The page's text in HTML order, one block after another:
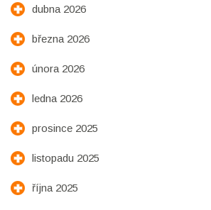
dubna 2026
března 2026
února 2026
ledna 2026
prosince 2025
listopadu 2025
října 2025